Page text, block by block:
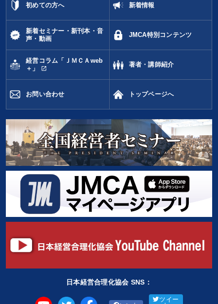
初めての方へ 新着情報
新着セミナー・新刊本・音
声・動画
JMCA特別コンテンツ
経営コラム「ＪＭＣＡweb
＋」
open_in_new
著者・講師紹介
お問い合わせ トップページへ
日本経営合理化協会 SNS：
ツイー